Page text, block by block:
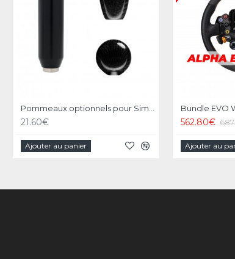
21.60€
Ajouter au panier
562.80€
Ajouter au